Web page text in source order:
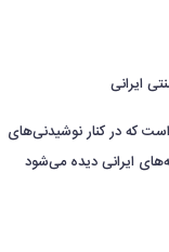
ایرانی
که در کنار نوشیدنی‌های